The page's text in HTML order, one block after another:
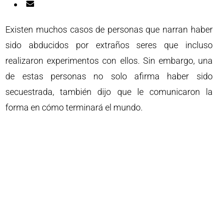
Existen muchos casos de personas que narran haber
sido abducidos por extraños seres que incluso
realizaron experimentos con ellos. Sin embargo, una
de estas personas no solo afirma haber sido
secuestrada, también dijo que le comunicaron la
forma en cómo terminará el mundo.